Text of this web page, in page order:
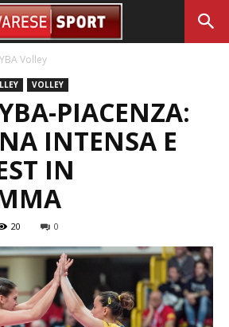
Volley
VOLLEY
PIACENZA:
INTENSA E
IN
20 0